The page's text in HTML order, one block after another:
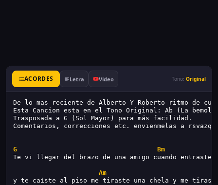
ACORDES Letra Video Tono: Original
De lo mas reciente de Alberto Y Roberto ritmo de
Esta Cancion esta en el Tono Original: Ab (La bemol)
Trasposada a G (Sol Mayor) para más facilidad.
Comentarios, correcciones etc. envienmelas a
G
Bm
Te vi llegar del brazo de una amigo cuando entraste
Am
y te caíste al piso me tiraste una chela y me